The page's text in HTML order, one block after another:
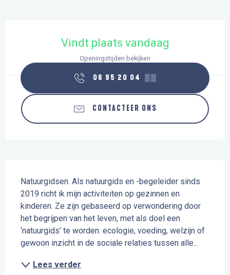
Vindt plaats vandaag
Openingstijden bekijken
06 95 20 04 ▒▒
CONTACTEER ONS
Natuurgidsen. Als natuurgids en -begeleider sinds
2019 richt ik mijn activiteiten op gezinnen en
kinderen. Ze zijn gebaseerd op verwondering door
het begrijpen van het leven, met als doel een
‘natuurgids’ te worden: ecologie, voeding, welzijn of
gewoon inzicht in de sociale relaties tussen alle...
Lees verder